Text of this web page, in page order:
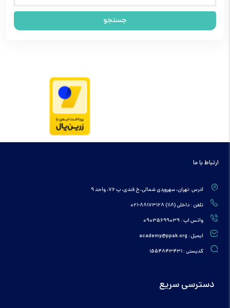
ارتباط با ما
آدرس :تهران، سهروردی شمالی، خ قندی، پ 76، واحد 9
تلفن : داخلی (118) 88173128-021
واتس اپ : 09035699039
ایمیل : academy@ppak.org
کدپستی : 1554843431
دسترسی سریع